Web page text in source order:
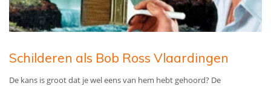
Schilderen als Bob Ross Vlaardingen
De kans is groot dat je wel eens van hem hebt gehoord? De